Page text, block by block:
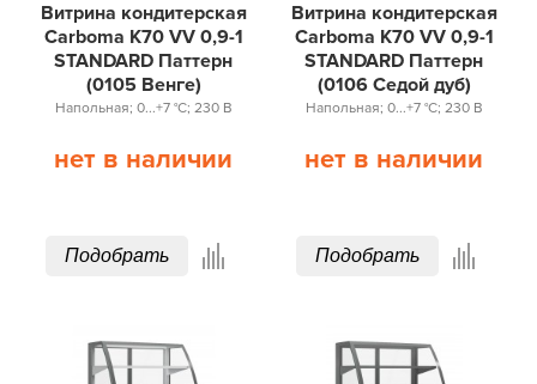
Витрина кондитерская
Carboma K70 VV 0,9-1
STANDARD Паттерн
(0105 Венге)
Напольная; 0...+7 °С; 230 В
нет в наличии
Подобрать
Витрина кондитерская
Carboma K70 VV 0,9-1
STANDARD Паттерн
(0106 Седой дуб)
Напольная; 0...+7 °С; 230 В
нет в наличии
Подобрать